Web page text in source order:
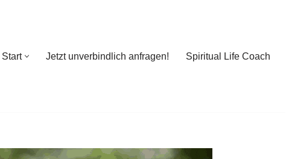
Start Jetzt unverbindlich anfragen! Spiritual Life Coach
Start Jetzt unverbindlich anfragen!